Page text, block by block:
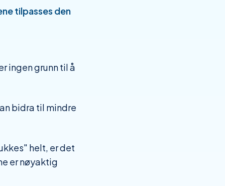
tilpasses den
ingen grunn til å
bidra til mindre
helt, er det
er nøyaktig